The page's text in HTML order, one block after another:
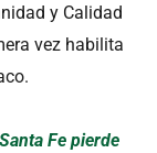
y Calidad
vez habilita
Fe pierde